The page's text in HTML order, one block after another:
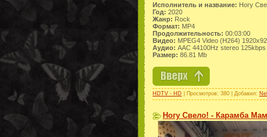
Исполнитель и название: Ногу
Год: 2020
Жанр: Rock
Формат: MP4
Продолжительность: 00:03:00
Видео: MPEG4 Video (H264)
Аудио: AAC 44100Hz stereo 125kbps
Размер: 86.81 Mb
HDTV - HD | Просмотров: 380 | Добавил:
Ногу Свело! - Карамба